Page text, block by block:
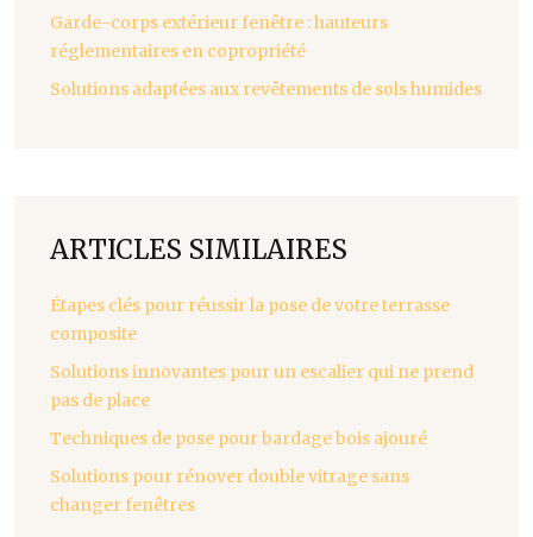
Garde-corps extérieur fenêtre : hauteurs
réglementaires en copropriété
Solutions adaptées aux revêtements de sols humides
ARTICLES SIMILAIRES
Étapes clés pour réussir la pose de votre terrasse
composite
Solutions innovantes pour un escalier qui ne prend
pas de place
Techniques de pose pour bardage bois ajouré
Solutions pour rénover double vitrage sans
changer fenêtres